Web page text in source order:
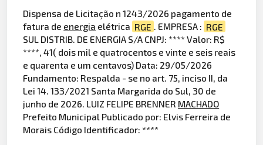
Dispensa de Licitação n 1243/2026 pagamento de
fatura de energia elétrica RGE . EMPRESA : RGE
SUL DISTRIB. DE ENERGIA S/A CNPJ: **** Valor: R$
****, 41( dois mil e quatrocentos e vinte e seis reais
e quarenta e um centavos) Data: 29/05/2026
Fundamento: Respalda - se no art. 75, inciso II, da
Lei 14. 133/2021 Santa Margarida do Sul, 30 de
junho de 2026. LUIZ FELIPE BRENNER MACHADO
Prefeito Municipal Publicado por: Elvis Ferreira de
Morais Código Identificador: ****